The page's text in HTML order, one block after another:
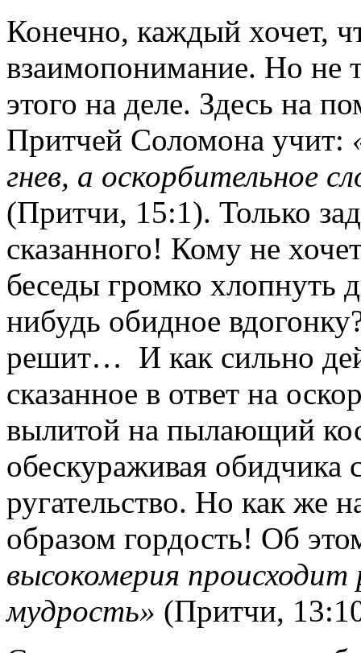
Конечно, каждый хочет,
взаимопонимание. Но не
этого на деле. Здесь на
Притчей Соломона учит:
гнев, а оскорбительное
(Притчи, 15:1). Только
сказанного! Кому не
беседы громко хлопнуть
нибудь обидное
решит… И как сильно
сказанное в ответ на
вылитой на пылающий
обескураживая обидчика
ругательство. Но как же
образом гордость! Об
высокомерия
мудрость» (Притчи,